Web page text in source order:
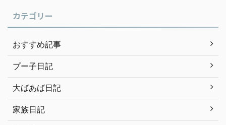
カテゴリー
おすすめ記事
プー子日記
大ばあば日記
家族日記